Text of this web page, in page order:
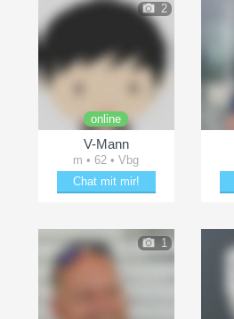
2
online
V-Mann
m • 62 • Vbg
Chat mit mir!
1